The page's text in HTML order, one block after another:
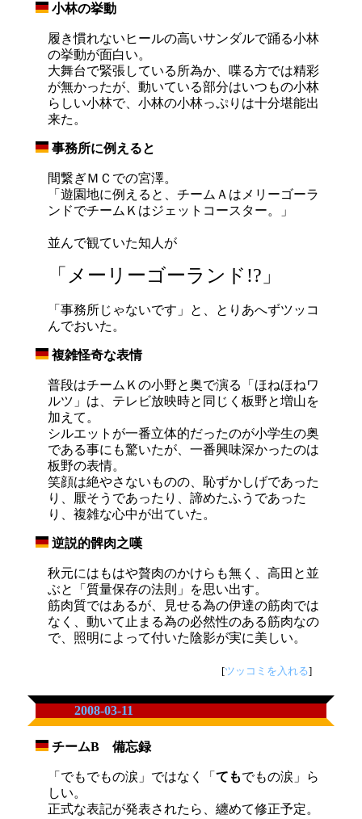
小林の挙動
履き慣れないヒールの高いサンダルで踊る小林
の挙動が面白い。
大舞台で緊張している所為か、喋る方では精彩
が無かったが、動いている部分はいつもの小林
らしい小林で、小林の小林っぷりは十分堪能出
来た。
事務所に例えると
間繋ぎＭＣでの宮澤。
「遊園地に例えると、チームＡはメリーゴーラ
ンドでチームＫはジェットコースター。」
並んで観ていた知人が
「メーリーゴーランド!?」
「事務所じゃないです」と、とりあへずツッコ
んでおいた。
複雑怪奇な表情
普段はチームＫの小野と奥で演る「ほねほねワ
ルツ」は、テレビ放映時と同じく板野と増山を
加えて。
シルエットが一番立体的だったのが小学生の奥
である事にも驚いたが、一番興味深かったのは
板野の表情。
笑顔は絶やさないものの、恥ずかしげであった
り、厭そうであったり、諦めたふうであった
り、複雑な心中が出ていた。
逆説的髀肉之嘆
秋元にはもはや贅肉のかけらも無く、高田と並
ぶと「質量保存の法則」を思い出す。
筋肉質ではあるが、見せる為の伊達の筋肉では
なく、動いて止まる為の必然性のある筋肉なの
で、照明によって付いた陰影が実に美しい。
[ツッコミを入れる]
2008-03-11
チームB 備忘録
「でもでもの涙」ではなく「 てもでもの涙」ら
しい。
正式な表記が発表されたら、纏めて修正予定。